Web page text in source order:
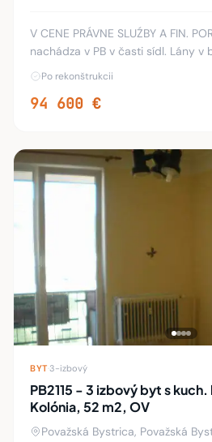
V CENE PRÁVNE SLUŹBY A FIN.
nachádza v PB v časti sídl. Lány v
min. Nachádza sa v tehlovej
Po rekonštrukcii
94 600 €
BYT·3-izbový
PB2115 - 3 izbový byt s
Kolónia, 52 m2, OV
Považská Bystrica, Považská